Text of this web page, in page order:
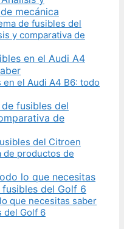
de fusibles del
y comparativa de
el Audi A4 B6: todo
del Citroen
de productos de
que necesitas saber
del Golf 6